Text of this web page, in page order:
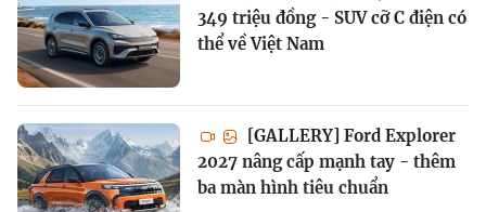
349 triệu đồng - SUV cỡ C điện có
thể về Việt Nam
[GALLERY] Ford Explorer
2027 nâng cấp mạnh tay - thêm
ba màn hình tiêu chuẩn